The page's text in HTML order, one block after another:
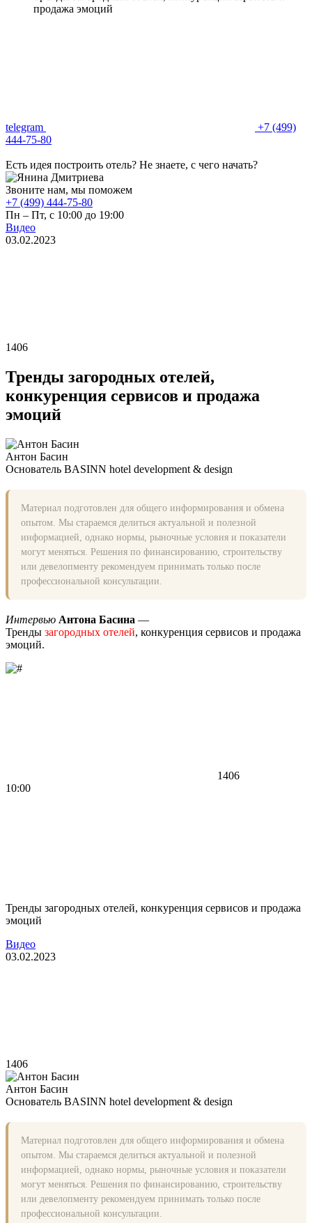
продажа эмоций
telegram
+7 (499)
444-75-80
Есть идея построить отель? Не знаете, с чего начать?
Звоните нам, мы поможем
+7 (499) 444-75-80
Пн – Пт, с 10:00 до 19:00
Видео
03.02.2023
1406
Тренды загородных отелей,
конкуренция сервисов и продажа
эмоций
Антон Басин
Основатель BASINN hotel development & design
Материал подготовлен для общего информирования и обмена
опытом. Мы стараемся делиться актуальной и полезной
информацией, однако нормы, рыночные условия и показатели
могут меняться. Решения по финансированию, строительству
или девелопменту рекомендуем принимать только после
профессиональной консультации.
Интервью Антона Басина —
Тренды загородных отелей, конкуренция сервисов и продажа
эмоций.
1406
10:00
Тренды загородных отелей, конкуренция сервисов и продажа
эмоций
Видео
03.02.2023
1406
Антон Басин
Основатель BASINN hotel development & design
Материал подготовлен для общего информирования и обмена
опытом. Мы стараемся делиться актуальной и полезной
информацией, однако нормы, рыночные условия и показатели
могут меняться. Решения по финансированию, строительству
или девелопменту рекомендуем принимать только после
профессиональной консультации.